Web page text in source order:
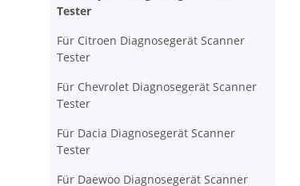
Tester
Für Citroen Diagnosegerät Scanner
Tester
Für Chevrolet Diagnosegerät Scanner
Tester
Für Dacia Diagnosegerät Scanner
Tester
Für Daewoo Diagnosegerät Scanner